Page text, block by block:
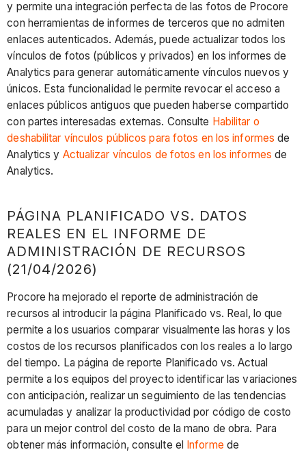
y permite una integración perfecta de las fotos de Procore
con herramientas de informes de terceros que no admiten
enlaces autenticados. Además, puede actualizar todos los
vínculos de fotos (públicos y privados) en los informes de
Analytics para generar automáticamente vínculos nuevos y
únicos. Esta funcionalidad le permite revocar el acceso a
enlaces públicos antiguos que pueden haberse compartido
con partes interesadas externas. Consulte Habilitar o
deshabilitar vínculos públicos para fotos en los informesde
Analytics y Actualizar vínculos de fotos en los informes de
Analytics.
PÁGINA PLANIFICADO VS. DATOS
REALES EN EL INFORME DE
ADMINISTRACIÓN DE RECURSOS
(21/04/2026)
Procore ha mejorado el reporte de administración de
recursos al introducir la página Planificado vs. Real, lo que
permite a los usuarios comparar visualmente las horas y los
costos de los recursos planificados con los reales a lo largo
del tiempo. La página de reporte Planificado vs. Actual
permite a los equipos del proyecto identificar las variaciones
con anticipación, realizar un seguimiento de las tendencias
acumuladas y analizar la productividad por código de costo
para un mejor control del costo de la mano de obra. Para
obtener más información, consulte el Informe de